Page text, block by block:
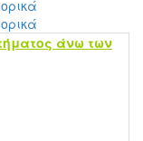
άνω των